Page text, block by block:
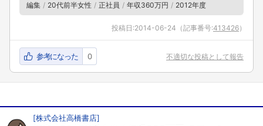
こちらの企業もフォローしませんか？
編集 20代前半女性 正社員 年収360万円 2012年度
投稿日:2014-06-24 （記事番号:413426）
参考になった 0 不適切な投稿として報告
[株式会社高橋書店]